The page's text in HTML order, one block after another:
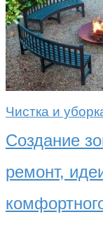
Чистка и
Создание
ремонт,